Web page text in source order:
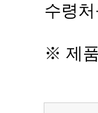
수령
※ 제